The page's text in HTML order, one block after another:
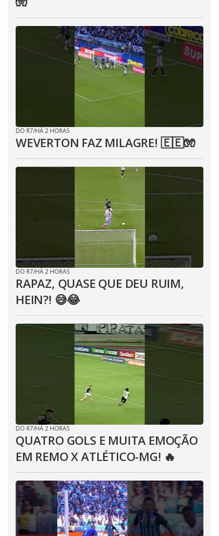
DO R7/HÁ 2 HORAS
WEVERTON FAZ MILAGRE! 🇪🇪🧤
DO R7/HÁ 2 HORAS
RAPAZ, QUASE QUE DEU RUIM,
HEIN?! 😅😂⁣
DO R7/HÁ 2 HORAS
QUATRO GOLS E MUITA EMOÇÃO
EM REMO X ATLÉTICO-MG! 🔥